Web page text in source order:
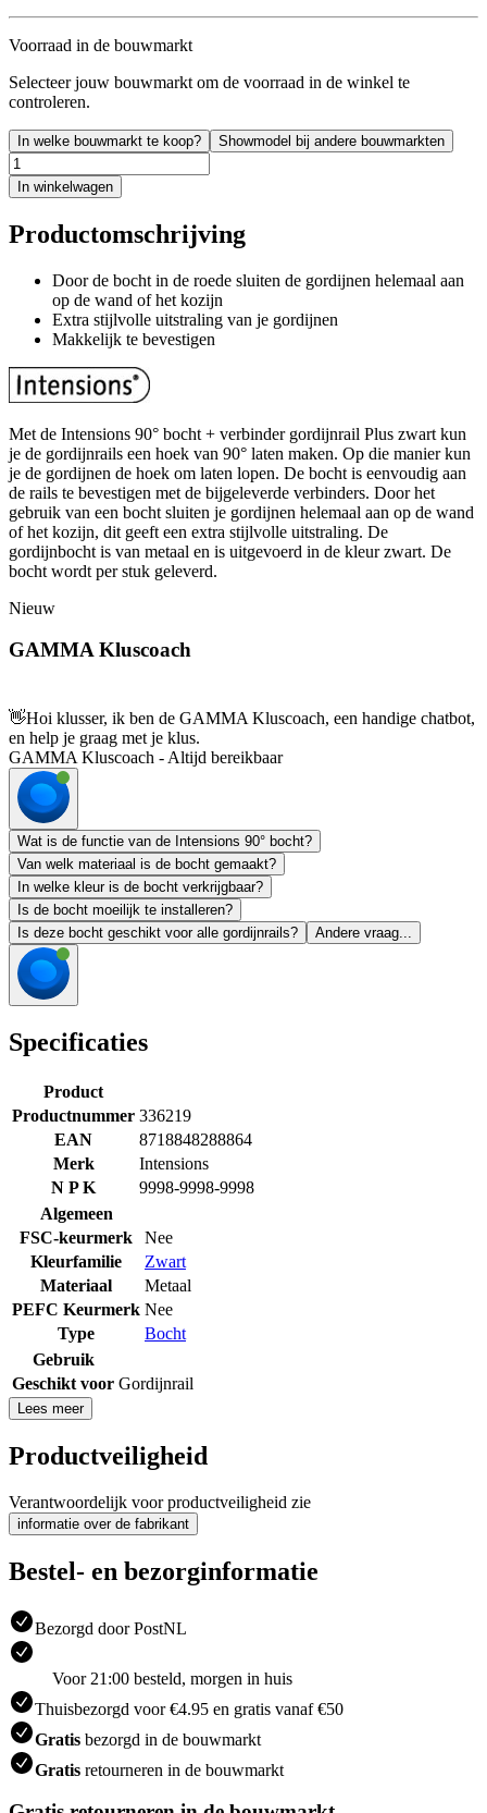
Voorraad in de bouwmarkt
Selecteer jouw bouwmarkt om de voorraad in de winkel te
controleren.
In welke bouwmarkt te koop? Showmodel bij andere bouwmarkten
In winkelwagen
Productomschrijving
Door de bocht in de roede sluiten de gordijnen helemaal aan
op de wand of het kozijn
Extra stijlvolle uitstraling van je gordijnen
Makkelijk te bevestigen
Met de Intensions 90° bocht + verbinder gordijnrail Plus zwart kun
je de gordijnrails een hoek van 90° laten maken. Op die manier kun
je de gordijnen de hoek om laten lopen. De bocht is eenvoudig aan
de rails te bevestigen met de bijgeleverde verbinders. Door het
gebruik van een bocht sluiten je gordijnen helemaal aan op de wand
of het kozijn, dit geeft een extra stijlvolle uitstraling. De
gordijnbocht is van metaal en is uitgevoerd in de kleur zwart. De
bocht wordt per stuk geleverd.
Nieuw
GAMMA Kluscoach
👋Hoi klusser, ik ben de GAMMA Kluscoach, een handige chatbot,
en help je graag met je klus.
GAMMA Kluscoach - Altijd bereikbaar
Wat is de functie van de Intensions 90° bocht?
Van welk materiaal is de bocht gemaakt?
In welke kleur is de bocht verkrijgbaar?
Is de bocht moeilijk te installeren?
Is deze bocht geschikt voor alle gordijnrails?
Andere vraag...
Specificaties
Product
Productnummer 336219
EAN
8718848288864
Merk
Intensions
N P K
9998-9998-9998
Algemeen
FSC-keurmerk
Nee
Kleurfamilie
Zwart
Materiaal
Metaal
PEFC Keurmerk Nee
Type
Bocht
Gebruik
Geschikt voor Gordijnrail
Lees meer
Productveiligheid
Verantwoordelijk voor productveiligheid zie
informatie over de fabrikant
Bestel- en bezorginformatie
Bezorgd door PostNL
Voor 21:00 besteld, morgen in huis
Thuisbezorgd voor €4.95 en gratis vanaf €50
Gratis bezorgd in de bouwmarkt
Gratis retourneren in de bouwmarkt